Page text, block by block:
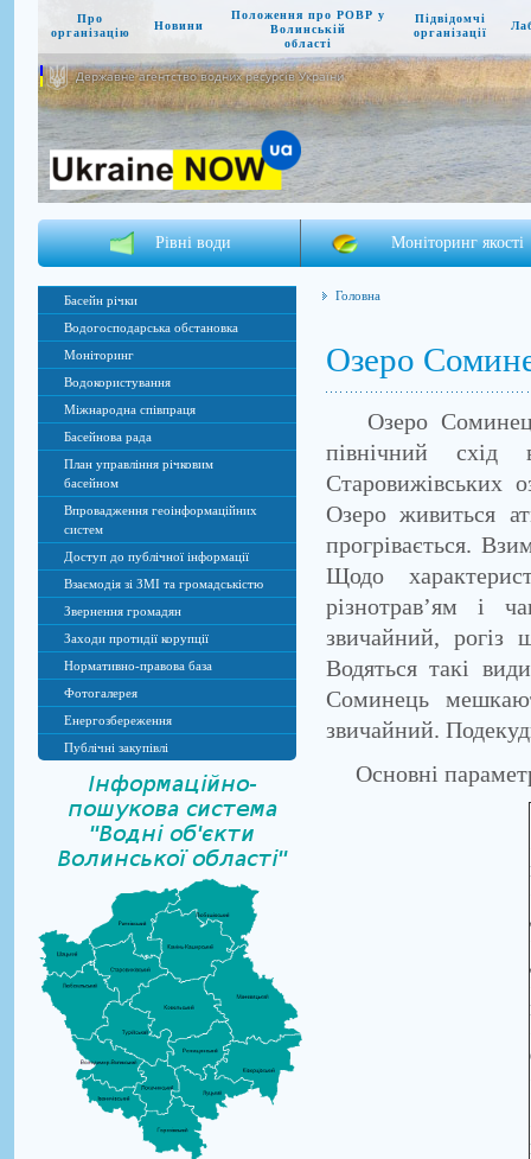
Про
організацію
Новини
Положення про РОВР у
Волинській
області
Підвідомчі
організації
Державне агентство водних ресурсів України
Рівні води Моніторинг якості
Басейн річки
Водогосподарська обстановка
Моніторинг
Водокористування
Міжнародна співпраця
Басейнова рада
План управління річковим
басейном
Впровадження геоінформаційних
систем
Доступ до публічної інформації
Взаємодія зі ЗМІ та громадськістю
Звернення громадян
Заходи протидії корупції
Нормативно-правова база
Фотогалерея
Енергозбереження
Публічні закупівлі
Головна
Озеро
Озеро Соминець
північний
Старовижівських
Озеро живиться
прогрівається.
Щодо
різнотрав’ям і
звичайний, рогіз
Водяться такі
Соминець
звичайний.
Основні